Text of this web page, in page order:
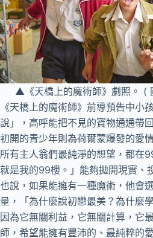
▲《天橋上的魔術師》劇照。 (
《天橋上的魔術師》前導預告中小
說」，高呼能把不見的寶物通通帶
初開的青少年則為荷爾蒙爆發的愛
所有主人翁們最純淨的想望，都在
就是我的99樓。」能夠拋開現實、
也說，如果能擁有一種魔術，他會
量，「為什麼說初戀最美？為什麼
因為它無關利益，它無關計算，它
師，希望能擁有豐沛的、最純粹的愛